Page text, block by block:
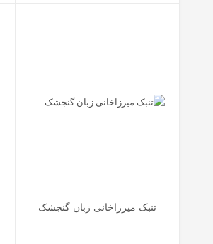
تنبک میرزاخانی زبان گنجشک